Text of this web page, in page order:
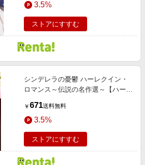
3.5%
ストアにすすむ
シンデレラの憂鬱 ハーレクイン・
ロマンス～伝説の名作選～【ハーレ
￥ 671送料無料
3.5%
ストアにすすむ